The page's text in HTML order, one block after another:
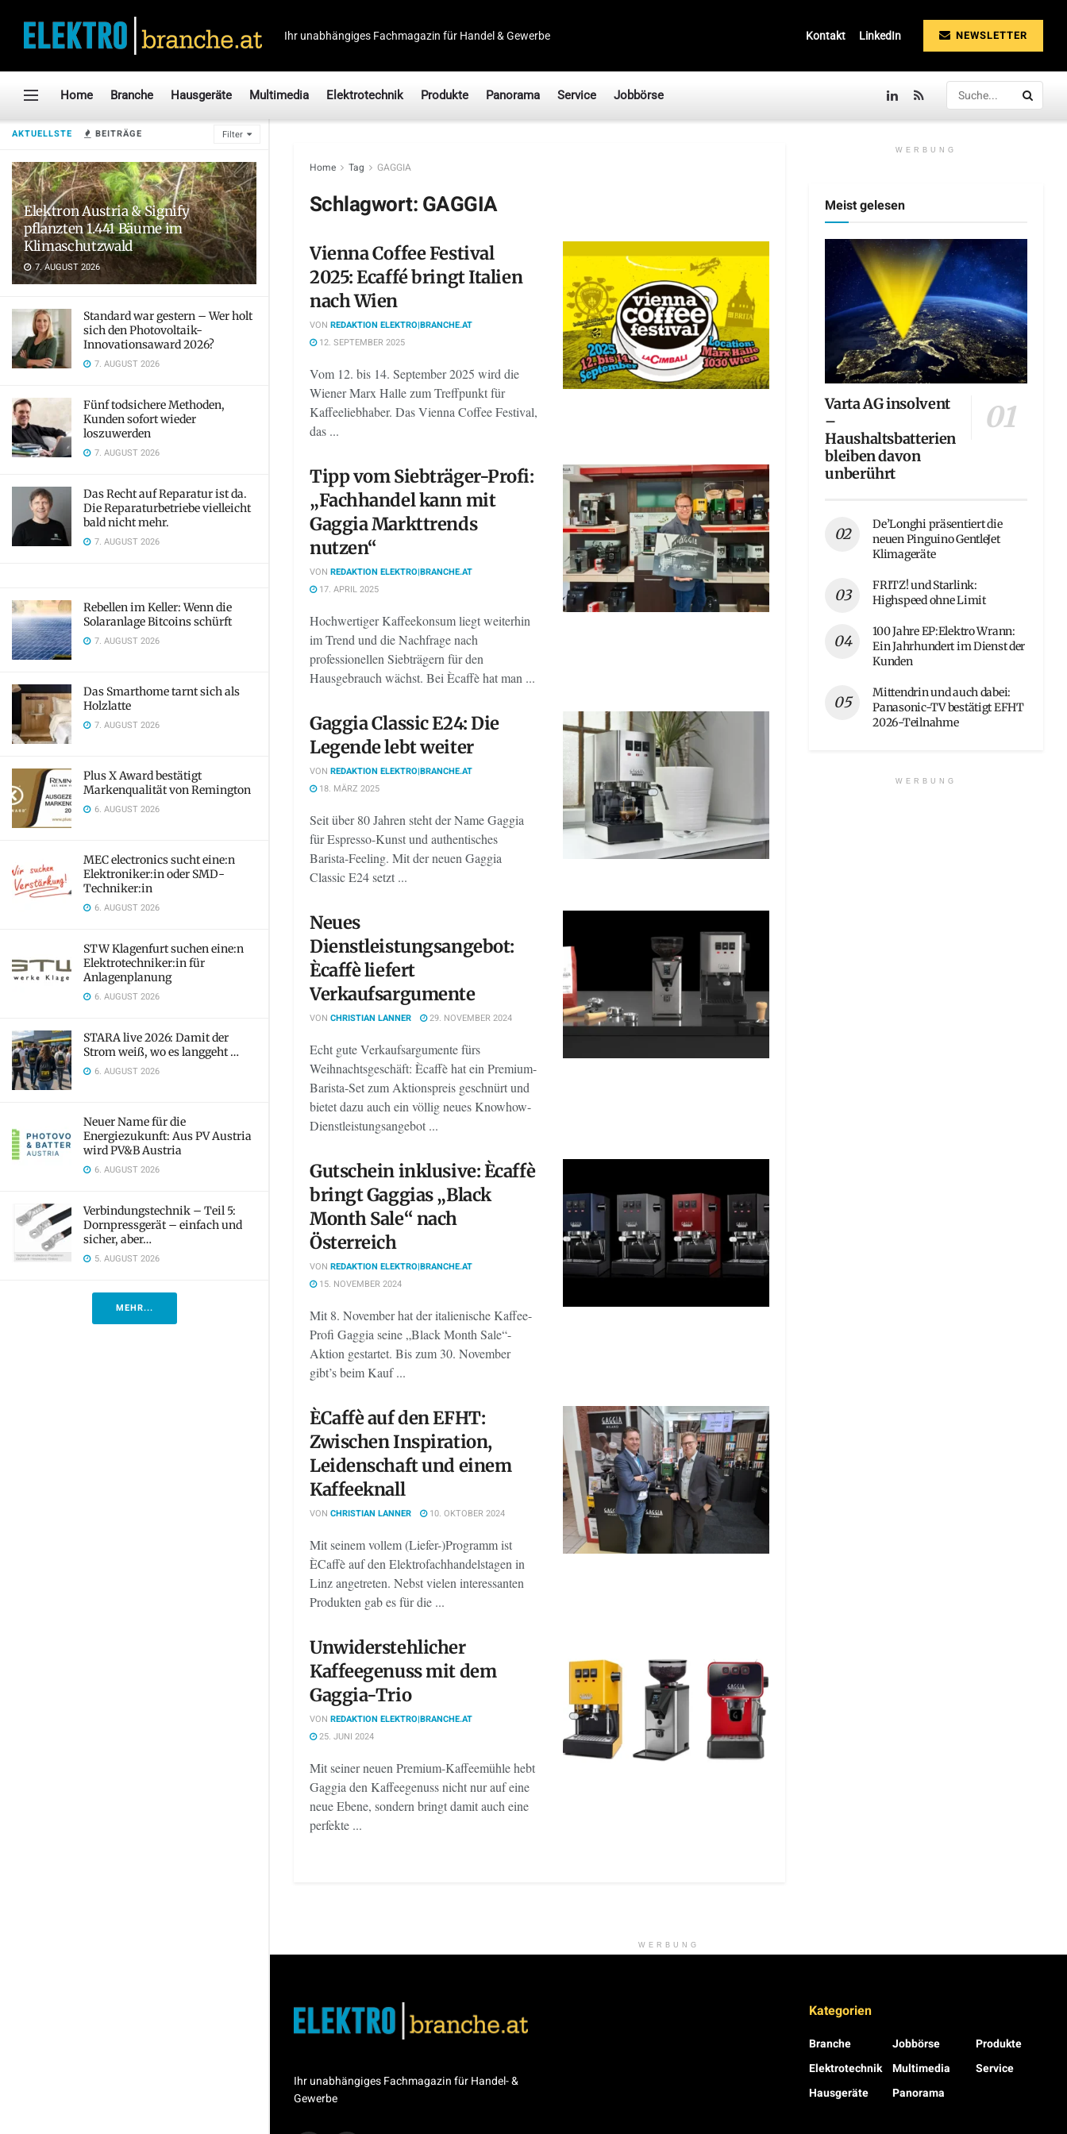
AKTUELLSTE BEITRÄGE Filter
Elektron Austria & Signify
pflanzten 1.441 Bäume im
Klimaschutzwald
7. AUGUST 2026
Standard war gestern – Wer holt
sich den Photovoltaik-
Innovationsaward 2026?
7. AUGUST 2026
Fünf todsichere Methoden,
Kunden sofort wieder
loszuwerden
7. AUGUST 2026
Das Recht auf Reparatur ist da.
Die Reparaturbetriebe vielleicht
bald nicht mehr.
7. AUGUST 2026
Rebellen im Keller: Wenn die
Solaranlage Bitcoins schürft
7. AUGUST 2026
Das Smarthome tarnt sich als
Holzlatte
7. AUGUST 2026
Plus X Award bestätigt
Markenqualität von Remington
6. AUGUST 2026
MEC electronics sucht eine:n
Elektroniker:in oder SMD-
Techniker:in
6. AUGUST 2026
STW Klagenfurt suchen eine:n
Elektrotechniker:in für
Anlagenplanung
6. AUGUST 2026
STARA live 2026: Damit der
Strom weiß, wo es langgeht …
6. AUGUST 2026
Neuer Name für die
Energiezukunft: Aus PV Austria
wird PV&B Austria
6. AUGUST 2026
Verbindungstechnik – Teil 5:
Dornpressgerät – einfach und
sicher, aber…
5. AUGUST 2026
MEHR...
Ihr unabhängiges Fachmagazin für Handel & Gewerbe Kontakt LinkedIn NEWSLETTER
Home Branche Hausgeräte Multimedia Elektrotechnik Produkte Panorama Service Jobbörse
Home Tag GAGGIA
Schlagwort:GAGGIA
Vienna Coffee Festival
2025: Ecaffé bringt Italien
nach Wien
VON REDAKTION ELEKTRO|BRANCHE.AT
12. SEPTEMBER 2025
Vom 12. bis 14. September 2025 wird die
Wiener Marx Halle zum Treffpunkt für
Kaffeeliebhaber. Das Vienna Coffee Festival,
das ...
Tipp vom Siebträger-Profi:
„Fachhandel kann mit
Gaggia Markttrends
nutzen“
VON REDAKTION ELEKTRO|BRANCHE.AT
17. APRIL 2025
Hochwertiger Kaffeekonsum liegt weiterhin
im Trend und die Nachfrage nach
professionellen Siebträgern für den
Hausgebrauch wächst. Bei Ècaffè hat man ...
Gaggia Classic E24: Die
Legende lebt weiter
VON REDAKTION ELEKTRO|BRANCHE.AT
18. MÄRZ 2025
Seit über 80 Jahren steht der Name Gaggia
für Espresso-Kunst und authentisches
Barista-Feeling. Mit der neuen Gaggia
Classic E24 setzt ...
Neues
Dienstleistungsangebot:
Ècaffè liefert
Verkaufsargumente
VON CHRISTIAN LANNER 29. NOVEMBER 2024
Echt gute Verkaufsargumente fürs
Weihnachtsgeschäft: Ècaffè hat ein Premium-
Barista-Set zum Aktionspreis geschnürt und
bietet dazu auch ein völlig neues Knowhow-
Dienstleistungsangebot ...
Gutschein inklusive: Ècaffè
bringt Gaggias „Black
Month Sale“ nach
Österreich
VON REDAKTION ELEKTRO|BRANCHE.AT
15. NOVEMBER 2024
Mit 8. November hat der italienische Kaffee-
Profi Gaggia seine „Black Month Sale“-
Aktion gestartet. Bis zum 30. November
gibt’s beim Kauf ...
ÈCaffè auf den EFHT:
Zwischen Inspiration,
Leidenschaft und einem
Kaffeeknall
VON CHRISTIAN LANNER 10. OKTOBER 2024
Mit seinem vollem (Liefer-)Programm ist
ÈCaffè auf den Elektrofachhandelstagen in
Linz angetreten. Nebst vielen interessanten
Produkten gab es für die ...
Unwiderstehlicher
Kaffeegenuss mit dem
Gaggia-Trio
VON REDAKTION ELEKTRO|BRANCHE.AT
25. JUNI 2024
Mit seiner neuen Premium-Kaffeemühle hebt
Gaggia den Kaffeegenuss nicht nur auf eine
neue Ebene, sondern bringt damit auch eine
perfekte ...
WERBUNG
Meist gelesen
Varta AG insolvent
–
Haushaltsbatterien
bleiben davon
unberührt
De’Longhi präsentiert die
neuen Pinguino GentleJet
Klimageräte
FRITZ! und Starlink:
Highspeed ohne Limit
100 Jahre EP:Elektro Wrann:
Ein Jahrhundert im Dienst der
Kunden
Mittendrin und auch dabei:
Panasonic-TV bestätigt EFHT
2026-Teilnahme
WERBUNG
WERBUNG
Ihr unabhängiges Fachmagazin für Handel- &
Gewerbe
Kategorien
Branche
Elektrotechnik
Hausgeräte
Jobbörse
Multimedia
Panorama
Produkte
Service